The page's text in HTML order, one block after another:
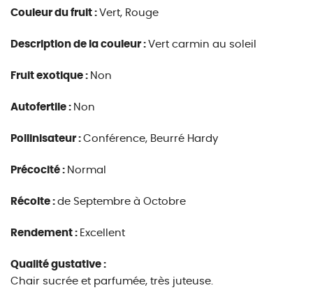
Couleur du fruit : Vert, Rouge
Description de la couleur : Vert carmin au soleil
Fruit exotique : Non
Autofertile : Non
Pollinisateur : Conférence, Beurré Hardy
Précocité : Normal
Récolte : de Septembre à Octobre
Rendement : Excellent
Qualité gustative :
Chair sucrée et parfumée, très juteuse.